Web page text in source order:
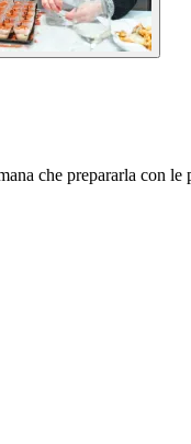
che prepararla con